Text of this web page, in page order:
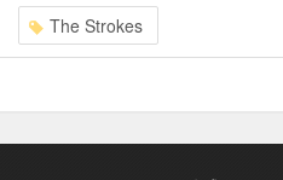
The Strokes